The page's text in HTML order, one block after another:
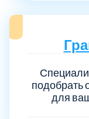
подобрать
для